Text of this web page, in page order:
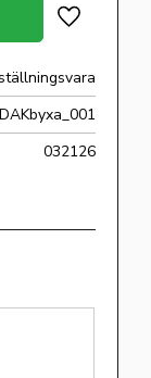
Lägg till i
032126